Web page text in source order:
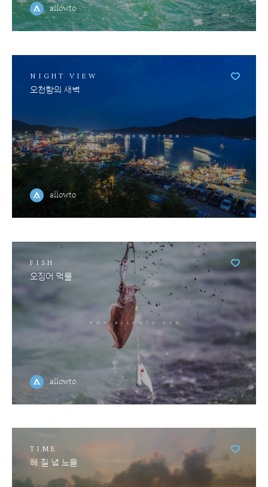
allowto
NIGHT VIEW
오천항의 새벽
allowto
FISH
오징어 먹물
allowto
TIME
해 질 녘 노을